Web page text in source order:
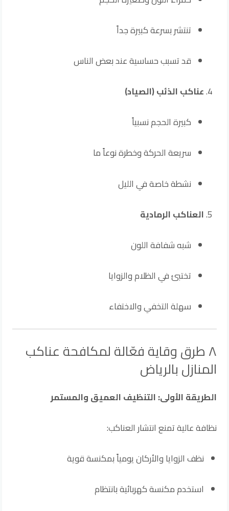
تنتشر بسرعة كبيرة جداً
قد تسبب حساسية عند بعض الناس
عناكب الذئب (الصياد)
كبيرة الحجم نسبياً
سريعة الحركة وخطرة نوعاً ما
نشطة خاصة في الليل
العناكب الرمادية
شبه شفافة اللون
تختبئ في الظلام والزوايا
سهلة التخفي والاختفاء
٨ طرق وقاية فعّالة لمكافحة عناكب
المنازل بالرياض
الطريقة الأولى: التنظيف العميق والمستمر
نظافة عالية تمنع انتشار العناكب:
نظف الزوايا والأركان يومياً بمكنسة قوية
استخدم مكنسة كهربائية بانتظام